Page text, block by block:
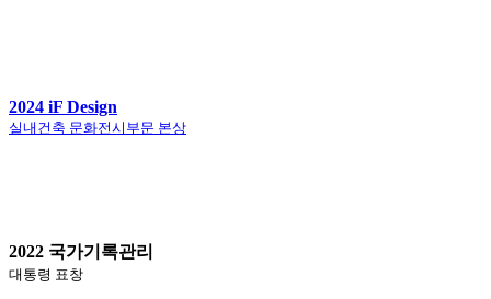
2024 iF Design
실내건축 문화전시부문 본상
2022 국가기록관리
대통령 표창